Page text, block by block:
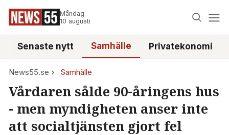
Måndag
10 augusti
Senaste nytt Samhälle Privatekonomi
News55.se Samhälle
Vårdaren sålde 90-åringens hus
- men myndigheten anser inte
att socialtjänsten gjort fel